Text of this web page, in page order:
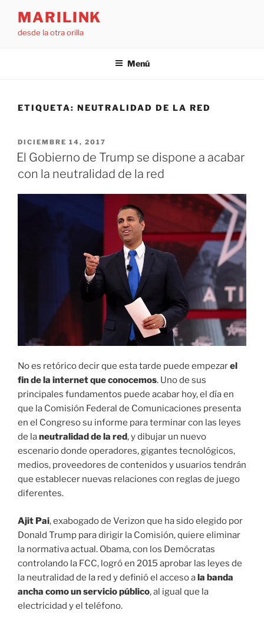
contenido
MARILINK
desde la otra orilla
Menú
ETIQUETA: NEUTRALIDAD DE LA RED
PUBLICADO
EL
DICIEMBRE 14, 2017
El Gobierno de Trump se dispone a acabar
con la neutralidad de la red
No es retórico decir que esta tarde puede empezarel
fin de la internet que conocemos. Uno de sus
principales fundamentos puede acabar hoy, el día en
que la Comisión Federal de Comunicaciones presenta
en el Congreso su informe para terminar con las leyes
de laneutralidad de la red, y dibujar un nuevo
escenario donde operadores, gigantes tecnológicos,
medios, proveedores de contenidos y usuarios tendrán
que establecer nuevas relaciones con reglas de juego
diferentes.
Ajit Pai, exabogado de Verizon que ha sido elegido por
Donald Trump para dirigir la Comisión, quiere eliminar
la normativa actual. Obama, con los Demócratas
controlando la FCC, logró en 2015 aprobar las leyes de
la neutralidad de la red y definió el acceso ala banda
ancha como un servicio público, al igual que la
electricidad y el teléfono.